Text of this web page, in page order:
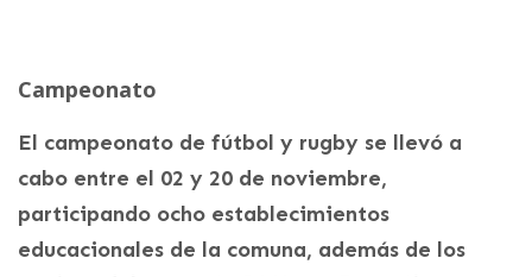
Campeonato
El campeonato de fútbol y rugby se llevó a
cabo entre el 02 y 20 de noviembre,
participando ocho establecimientos
educacionales de la comuna, además de los